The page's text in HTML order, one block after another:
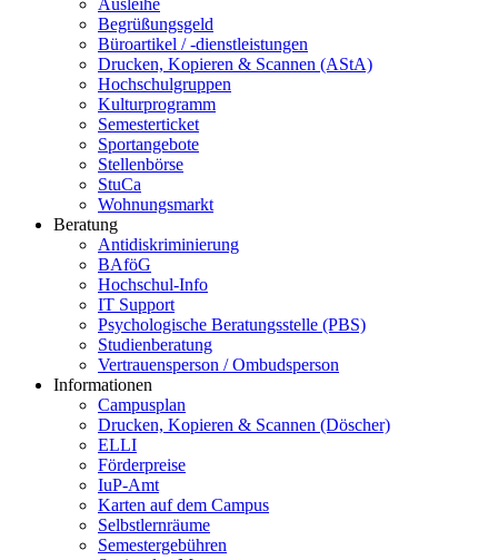
Ausleihe
Begrüßungsgeld
Büroartikel / -dienstleistungen
Drucken, Kopieren & Scannen (AStA)
Hochschulgruppen
Kulturprogramm
Semesterticket
Sportangebote
Stellenbörse
StuCa
Wohnungsmarkt
Beratung
Antidiskriminierung
BAföG
Hochschul-Info
IT Support
Psychologische Beratungsstelle (PBS)
Studienberatung
Vertrauensperson / Ombudsperson
Informationen
Campusplan
Drucken, Kopieren & Scannen (Döscher)
ELLI
Förderpreise
IuP-Amt
Karten auf dem Campus
Selbstlernräume
Semestergebühren